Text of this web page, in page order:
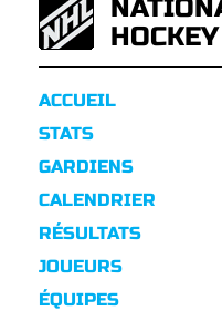
ACCUEIL
STATS
GARDIENS
CALENDRIER
RÉSULTATS
JOUEURS
ÉQUIPES